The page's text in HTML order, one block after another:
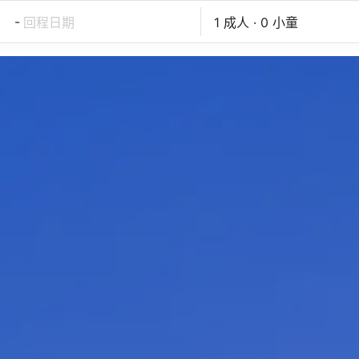
- 回程日期 1 成人 · 0 小童